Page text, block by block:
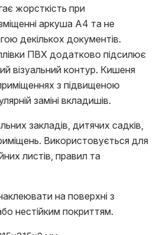
жорсткість при
аркуша А4 та не
декількох документів.
ПВХ додатково підсилює
візуальний контур. Кишеня
з підвищеною
заміні вкладишів.
закладів, дитячих садків,
Використовується для
листів, правил та
на поверхні з
нестійким покриттям.